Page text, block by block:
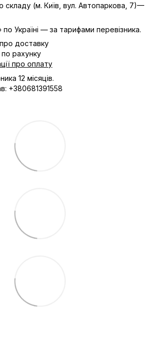
складу (м. Київ, вул. Автопаркова, 7)—
Україні — за тарифами перевізника.
доставку
по рахунку
про оплату
12 місяців.
+380681391558